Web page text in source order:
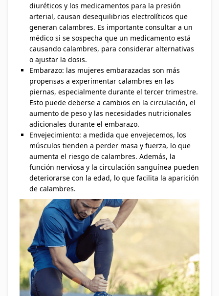
diuréticos y los medicamentos para la presión
arterial, causan desequilibrios electrolíticos que
generan calambres. Es importante consultar a un
médico si se sospecha que un medicamento está
causando calambres, para considerar alternativas
o ajustar la dosis.
Embarazo: las mujeres embarazadas son más
propensas a experimentar calambres en las
piernas, especialmente durante el tercer trimestre.
Esto puede deberse a cambios en la circulación, el
aumento de peso y las necesidades nutricionales
adicionales durante el embarazo.
Envejecimiento: a medida que envejecemos, los
músculos tienden a perder masa y fuerza, lo que
aumenta el riesgo de calambres. Además, la
función nerviosa y la circulación sanguínea pueden
deteriorarse con la edad, lo que facilita la aparición
de calambres.